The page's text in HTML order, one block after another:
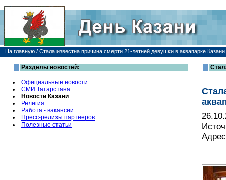
На главную / Стала известна причина смерти 21-летней девушки в аквапарке
Разделы новостей:
Официальные новости
СМИ Татарстана
Новости Казани
Религия
Работа - вакансии
Пресс-релизы партнеров
Полезные статьи